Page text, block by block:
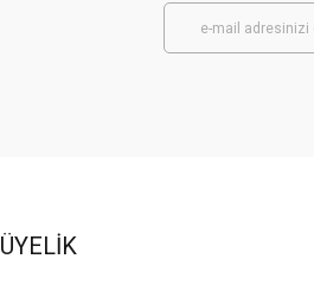
ÜYELİK